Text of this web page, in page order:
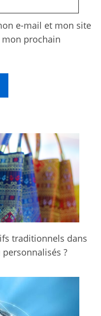
e-mail et mon site
prochain
traditionnels dans
?